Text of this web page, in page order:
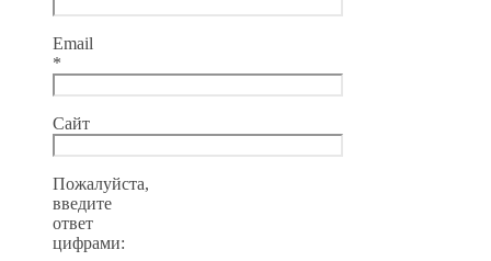
Email
*
Сайт
Пожалуйста,
введите
ответ
цифрами: